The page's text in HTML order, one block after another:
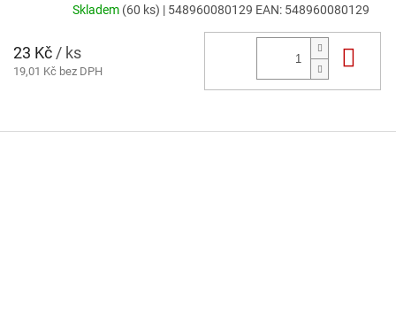
Skladem (60 ks) | 548960080129 EAN: 548960080129
23 Kč/ ks
19,01 Kč bez DPH